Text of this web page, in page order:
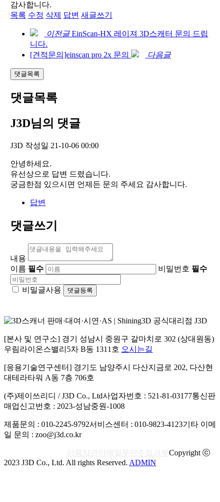
감사합니다.
목록 수정 삭제 답변 새글쓰기
이전글 EinScan-HX 레이져 3D스캐터 문의 드립
니다.
[견적문의]einscan pro 2x 문의
다음글
댓글목록
댓글목록
J3D님의 댓글
J3D 작성일 21-10-06 00:00
안녕하세요.
유선상으로 답변 드렸습니다.
궁금한점 있으시면 언제든 문의 주세요 감사합니다.
답변
댓글쓰기
내용
이름 필수 비밀번호 필수
비밀글사용
[본사 및 연구소] 경기 성남시 중원구 갈마치로 302 (상대원동)
우림라이온스밸리5차 B동 1311호 오시는길
[응용기술연구센터] 경기도 남양주시 다산지금로 202, 다산현
대테라타워 A동 7층 706호
(주)제이쓰리디 / J3D Co., Ltd사업자번호 : 521-81-03177통신판
매업신고번호 : 2023-성남중원-1008
제품문의 : 010-2245-9792서비스센터 : 010-9823-4123기타 이메
일 문의 : zoo@j3d.co.kr
이용약관 이메일무단수집거부Copyright ⓒ
2023 J3D Co., Ltd. All rights Reserved. ADMIN